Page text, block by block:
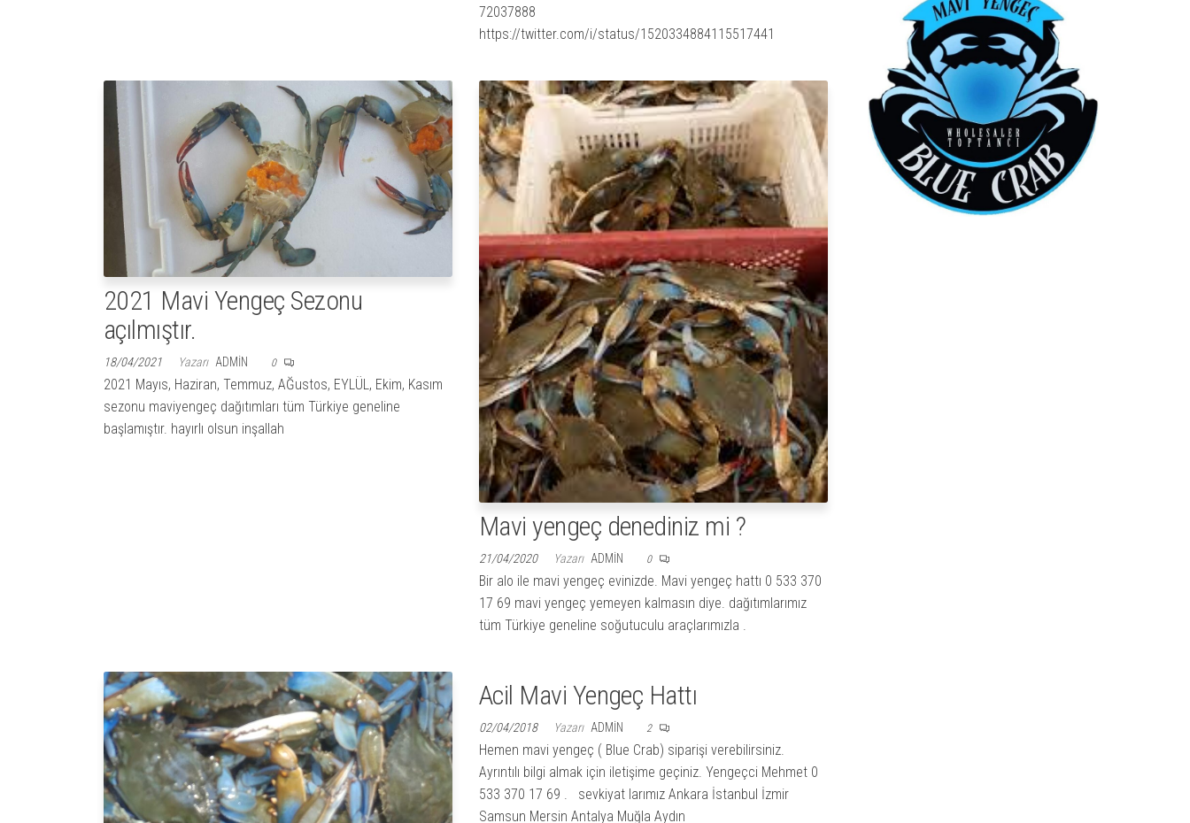
72037888
https://twitter.com/i/status/1520334884115517441
2021 Mavi Yengeç Sezonu
açılmıştır.
18/04/2021 Yazarı ADMIN 0
2021 Mayıs, Haziran, Temmuz, AĞustos, EYLÜL, Ekim, Kasım
sezonu maviyengeç dağıtımları tüm Türkiye geneline
başlamıştır. hayırlı olsun inşallah
Mavi yengeç denediniz mi ?
21/04/2020 Yazarı ADMIN 0
Bir alo ile mavi yengeç evinizde. Mavi yengeç hattı 0 533 370
17 69 mavi yengeç yemeyen kalmasın diye. dağıtımlarımız
tüm Türkiye geneline soğutuculu araçlarımızla .
Acil Mavi Yengeç Hattı
02/04/2018 Yazarı ADMIN 2
Hemen mavi yengeç ( Blue Crab) siparişi verebilirsiniz.
Ayrıntılı bilgi almak için iletişime geçiniz. Yengeçci Mehmet 0
533 370 17 69 . sevkiyat larımız Ankara İstanbul İzmir
Samsun Mersin Antalya Muğla Aydın